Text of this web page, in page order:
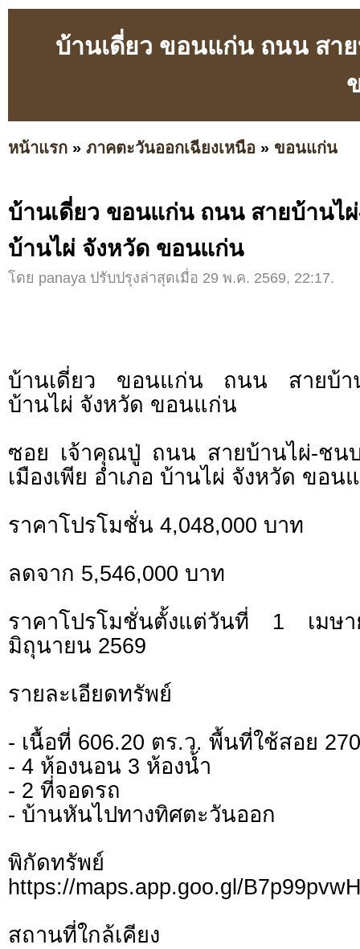
บ้านเดี่ยว ขอนแก่น ถนน สา
หน้าแรก » ภาคตะวันออกเฉียงเหนือ » ขอนแก่น
บ้านเดี่ยว ขอนแก่น ถนน สายบ้านไ
บ้านไผ่ จังหวัด ขอนแก่น
โดย panaya ปรับปรุงล่าสุดเมื่อ 29 พ.ค. 2569, 22:17.
บ้านเดี่ยว ขอนแก่น ถนน สายบ้า
บ้านไผ่ จังหวัด ขอนแก่น
ซอย เจ้าคุณปู่ ถนน สายบ้านไผ่-ชน
เมืองเพีย อำเภอ บ้านไผ่ จังหวัด ขอน
ราคาโปรโมชั่น 4,048,000 บาท
ลดจาก 5,546,000 บาท
ราคาโปรโมชั่นตั้งแต่วันที่ 1 เม
มิถุนายน 2569
รายละเอียดทรัพย์
- เนื้อที่ 606.20 ตร.ว. พื้นที่ใช้สอย
- 4 ห้องนอน 3 ห้องน้ำ
- 2 ที่จอดรถ
- บ้านหันไปทางทิศตะวันออก
พิกัดทรั
https://maps.app.goo.gl/
สถานที่ใกล้เคียง